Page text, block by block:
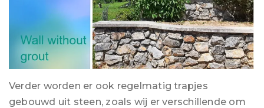
Verder worden er ook regelmatig trapjes
gebouwd uit steen, zoals wij er verschillende om